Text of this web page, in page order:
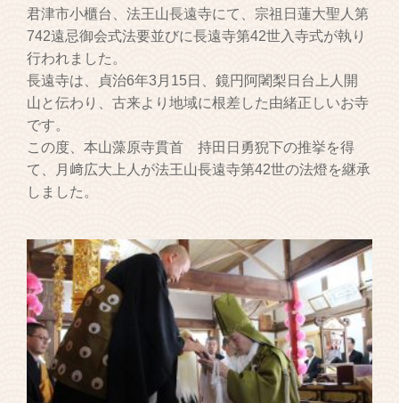
君津市小櫃台、法王山長遠寺にて、宗祖日蓮大聖人第
742遠忌御会式法要並びに長遠寺第42世入寺式が執り
行われました。
長遠寺は、貞治6年3月15日、鏡円阿闍梨日台上人開
山と伝わり、古来より地域に根差した由緒正しいお寺
です。
この度、本山藻原寺貫首 持田日勇猊下の推挙を得
て、月﨑広大上人が法王山長遠寺第42世の法燈を継承
しました。